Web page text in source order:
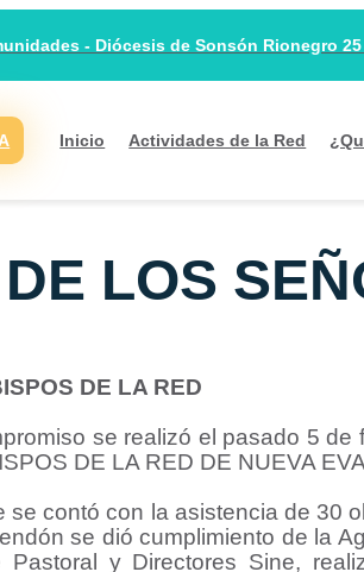
- Diócesis de Sonsón Rionegro
Inicio Actividades de la Red
LOS
DE LA RED
se realizó el pasado 5
DE LA RED DE NUEVA
contó con la asistencia de 30
se dió cumplimiento de la
y Directores Sine,